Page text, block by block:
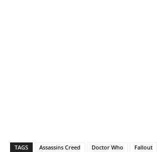
TAGS Assassins Creed Doctor Who Fallout